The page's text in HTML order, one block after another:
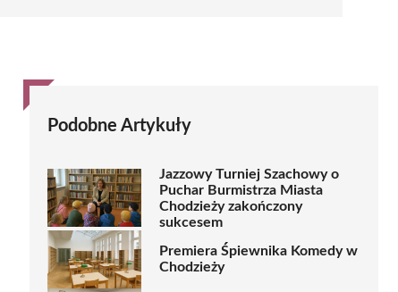
Podobne Artykuły
Jazzowy Turniej Szachowy o
Puchar Burmistrza Miasta
Chodzieży zakończony
sukcesem
Premiera Śpiewnika Komedy w
Chodzieży